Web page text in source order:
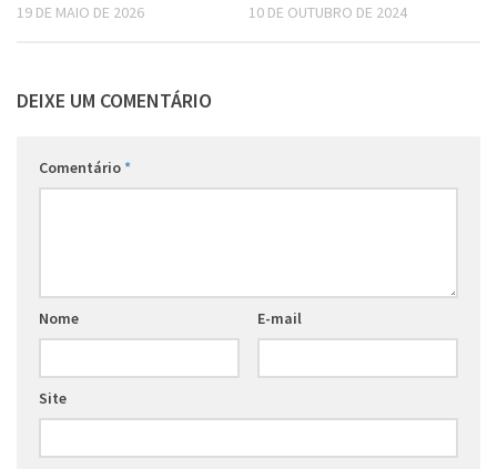
19 DE MAIO DE 2026 10 DE OUTUBRO DE 2024
DEIXE UM COMENTÁRIO
Comentário*
Nome E-mail
Site